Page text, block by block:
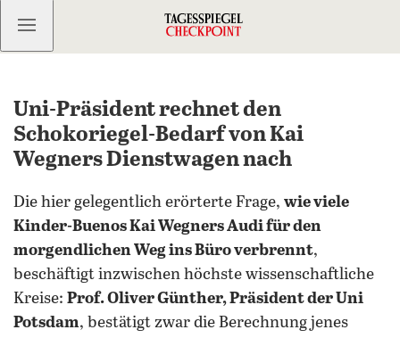
Kostenlos anmelden
Uni-Präsident rechnet den
Schokoriegel-Bedarf von Kai
Wegners Dienstwagen nach
Die hier gelegentlich erörterte Frage, wie viele
Kinder-Buenos Kai Wegners Audi für den
morgendlichen Weg ins Büro verbrennt,
beschäftigt inzwischen höchste wissenschaftliche
Kreise: Prof. Oliver Günther, Präsident der Uni
Potsdam, bestätigt zwar die Berechnung jenes